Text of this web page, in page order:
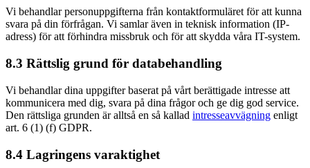
Vi behandlar personuppgifterna från kontaktformuläret för att kunna
svara på din förfrågan. Vi samlar även in teknisk information (IP-
adress) för att förhindra missbruk och för att skydda våra IT-system.
8.3 Rättslig grund för databehandling
Vi behandlar dina uppgifter baserat på vårt berättigade intresse att
kommunicera med dig, svara på dina frågor och ge dig god service.
Den rättsliga grunden är alltså en så kallad intresseavvägning enligt
art. 6 (1) (f) GDPR.
8.4 Lagringens varaktighet